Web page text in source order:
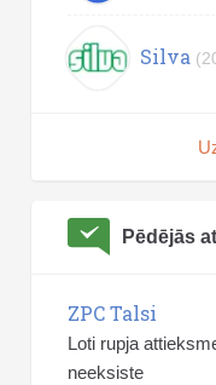
Silva
Pēdējās
ZPC Talsi
Loti rupja
neeksiste